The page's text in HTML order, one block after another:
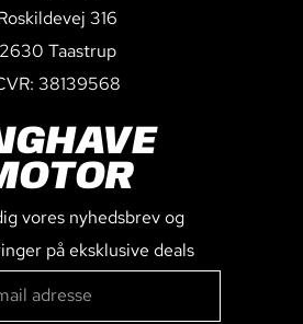
316
2630 Taastrup
38139568
vores nyhedsbrev og
på eksklusive deals